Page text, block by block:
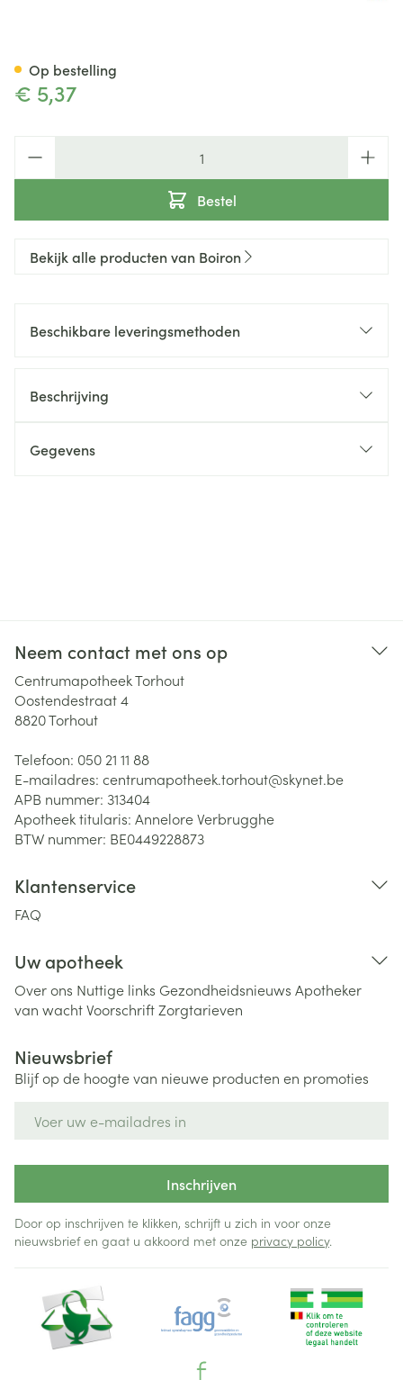
€ 5,37
Bestel
Op bestelling
Bekijk alle producten van Boiron
Beschikbare leveringsmethoden
Beschrijving
Gegevens
Neem contact met ons op
Centrumapotheek Torhout
Oostendestraat 4
8820Torhout
Telefoon: 050 21 11 88
E-mailadres: centrumapotheek.torhout@skynet.be
APB nummer: 313404
Apotheek titularis: Annelore Verbrugghe
BTW nummer: BE0449228873
Klantenservice
FAQ
Uw apotheek
Over ons Nuttige links Gezondheidsnieuws Apotheker
van wachtVoorschriftZorgtarieven
Nieuwsbrief
Blijf op de hoogte van nieuwe producten en promoties
Inschrijven
Door op inschrijven te klikken, schrijft u zich in voor onze
nieuwsbrief en gaat u akkoord met onze privacy policy.